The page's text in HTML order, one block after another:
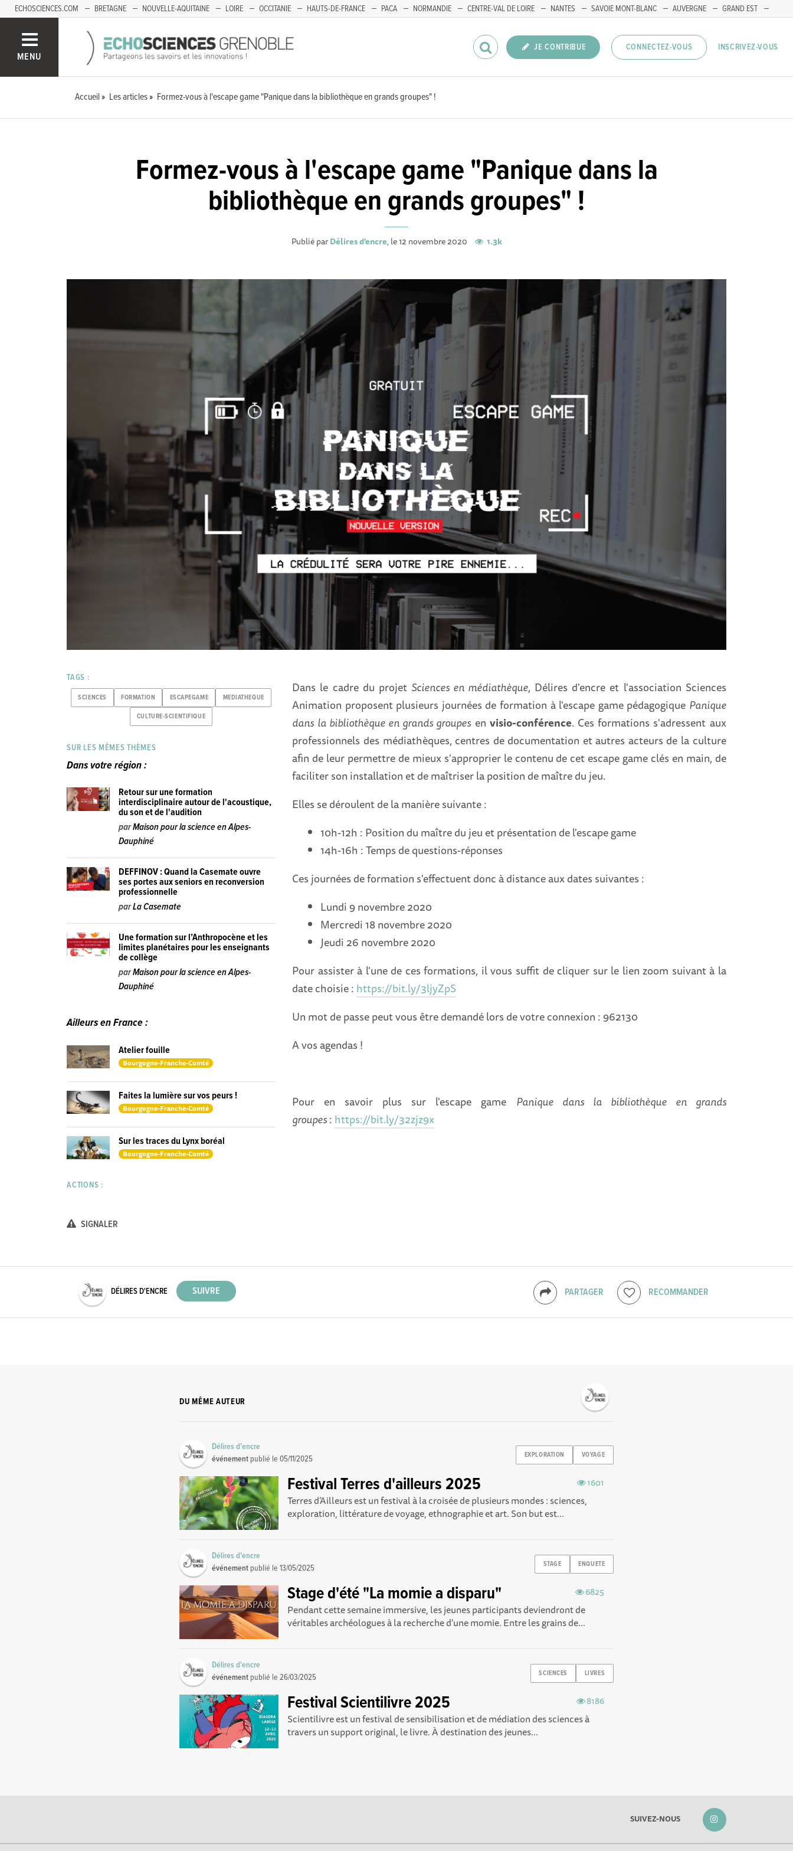
ECHOSCIENCES.COM BRETAGNE NOUVELLE-AQUITAINE LOIRE OCCITANIE HAUTS-DE-FRANCE PACA NORMANDIE CENTRE-VAL DE LOIRE NANTES SAVOIE MONT-BLANC AUVERGNE
GRAND EST
MENU
JE CONTRIBUE CONNECTEZ-VOUS INSCRIVEZ-VOUS
Accueil Les articles Formez-vous à l'escape game "Panique dans la bibliothèque en grands groupes" !
Formez-vous à l'escape game "Panique dans la
bibliothèque en grands groupes" !
Publié parDélires d'encre, le 12 novembre 2020 1.3k
Dans le cadre du projet Sciences en médiathèque, Délires d'encre et l'association Sciences
Animation proposent plusieurs journées de formation à l'escape game pédagogique Panique
dans la bibliothèque en grands groupes en visio-conférence. Ces formations s'adressent aux
professionnels des médiathèques, centres de documentation et autres acteurs de la culture
afin de leur permettre de mieux s'approprier le contenu de cet escape game clés en main, de
faciliter son installation et de maîtriser la position de maître du jeu.
Elles se déroulent de la manière suivante :
10h-12h : Position du maître du jeu et présentation de l'escape game
14h-16h : Temps de questions-réponses
Ces journées de formation s'effectuent donc à distance aux dates suivantes :
Lundi 9 novembre 2020
Mercredi 18 novembre 2020
Jeudi 26 novembre 2020
Pour assister à l'une de ces formations, il vous suffit de cliquer sur le lien zoom suivant à la
date choisie : https://bit.ly/3ljyZpS
Un mot de passe peut vous être demandé lors de votre connexion : 962130
A vos agendas !
Pour en savoir plus sur l'escape game Panique dans la bibliothèque en grands
groupes: https://bit.ly/32zjz9x
TAGS :
SCIENCES FORMATION ESCAPEGAME MEDIATHEQUE
CULTURE-SCIENTIFIQUE
SUR LES MÊMES THÈMES
Dans votre région :
Retour sur une formation
interdisciplinaire autour de l'acoustique,
du son et de l'audition
parMaison pour la science en Alpes-
Dauphiné
DEFFINOV : Quand la Casemate ouvre
ses portes aux seniors en reconversion
professionnelle
parLa Casemate
Une formation sur l’Anthropocène et les
limites planétaires pour les enseignants
de collège
parMaison pour la science en Alpes-
Dauphiné
Ailleurs en France :
Atelier fouille
Bourgogne-Franche-Comté
Faites la lumière sur vos peurs !
Bourgogne-Franche-Comté
Sur les traces du Lynx boréal
Bourgogne-Franche-Comté
ACTIONS :
SIGNALER
PARTAGER RECOMMANDER
DÉLIRES D'ENCRE
DU MÊME AUTEUR
EXPLORATION VOYAGE
Délires d'encre
événement publié le05/11/2025
1601
Festival Terres d'ailleurs 2025
Terres d’Ailleurs est un festival à la croisée de plusieurs mondes : sciences,
exploration, littérature de voyage, ethnographie et art. Son but est...
STAGE ENQUETE
Délires d'encre
événement publié le13/05/2025
6825
Stage d'été "La momie a disparu"
Pendant cette semaine immersive, les jeunes participants deviendront de
véritables archéologues à la recherche d'une momie. Entre les grains de...
SCIENCES LIVRES
Délires d'encre
événement publié le26/03/2025
8186
Festival Scientilivre 2025
Scientilivre est un festival de sensibilisation et de médiation des sciences à
travers un support original, le livre. À destination des jeunes...
SUIVEZ-NOUS